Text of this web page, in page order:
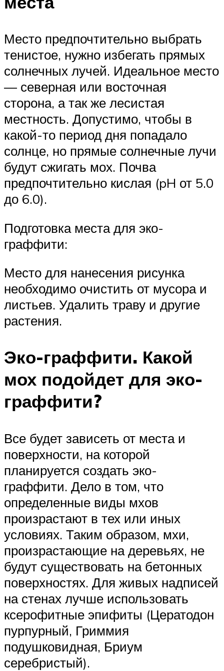
Место предпочтительно выбрать
тенистое, нужно избегать прямых
солнечных лучей. Идеальное место
— северная или восточная
сторона, а так же лесистая
местность. Допустимо, чтобы в
какой-то период дня попадало
солнце, но прямые солнечные лучи
будут сжигать мох. Почва
предпочтительно кислая (pH от 5.0
до 6.0).
Подготовка места для эко-
граффити:
Место для нанесения рисунка
необходимо очистить от мусора и
листьев. Удалить траву и другие
растения.
Эко-граффити. Какой
мох подойдет для эко-
граффити?
Все будет зависеть от места и
поверхности, на которой
планируется создать эко-
граффити. Дело в том, что
определенные виды мхов
произрастают в тех или иных
условиях. Таким образом, мхи,
произрастающие на деревьях, не
будут существовать на бетонных
поверхностях. Для живых надписей
на стенах лучше использовать
ксерофитные эпифиты (Цератодон
пурпурный, Гриммия
подушковидная, Бриум
серебристый).